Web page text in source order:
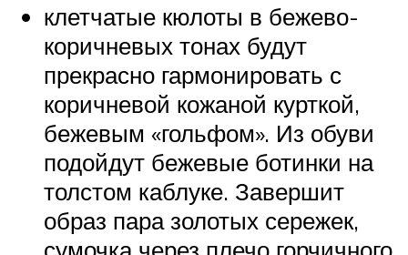
клетчатые кюлоты в бежево-
коричневых тонах будут
прекрасно гармонировать с
коричневой кожаной курткой,
бежевым «гольфом». Из обуви
подойдут бежевые ботинки на
толстом каблуке. Завершит
образ пара золотых сережек,